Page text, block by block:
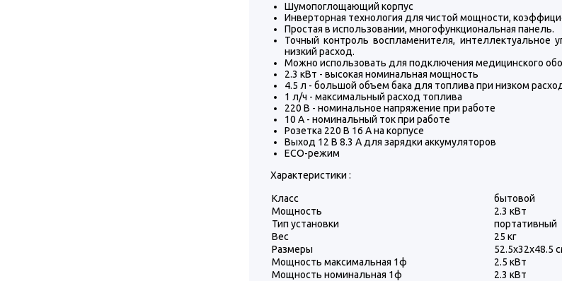
Шумопоглощающий корпус
Инверторная технология для чистой мощности,
Простая в использовании, многофункциональная панель.
Точный контроль воспламенителя, интеллектуальное
низкий расход.
Можно использовать для подключения медицинского
2.3 кВт - высокая номинальная мощность
4.5 л - большой объем бака для топлива при низком
1 л/ч - максимальный расход топлива
220 В - номинальное напряжение при работе
10 А - номинальный ток при работе
Розетка 220 В 16 А на корпусе
Выход 12 В 8.3 А для зарядки аккумуляторов
ECO-режим
Характеристики :
Класс
бытовой
Мощность
2.3 кВт
Тип установки
портативный
Вес
25 кг
Размеры
52.5x32x48.5
Мощность максимальная 1ф
2.5 кВт
Мощность номинальная 1ф
2.3 кВт